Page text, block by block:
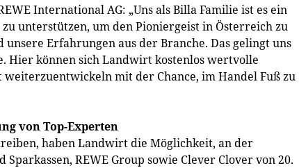
International AG: „Uns als Billa Familie ist es ein
unterstützen, um den Pioniergeist in Österreich zu
Erfahrungen aus der Branche. Das gelingt uns
Hier können sich Landwirt kostenlos wertvolle
mit der Chance, im Handel Fuß zu
von Top-Experten
haben Landwirt die Möglichkeit, an der
REWE Group sowie Clever Clover von 20.